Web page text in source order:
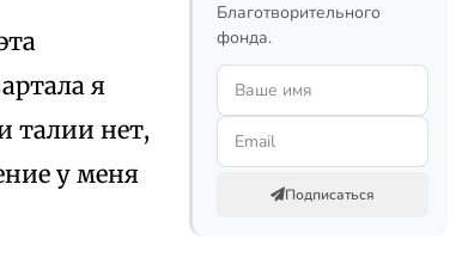
я
талии нет,
у меня
Благотворительного
фонда.
Подписаться